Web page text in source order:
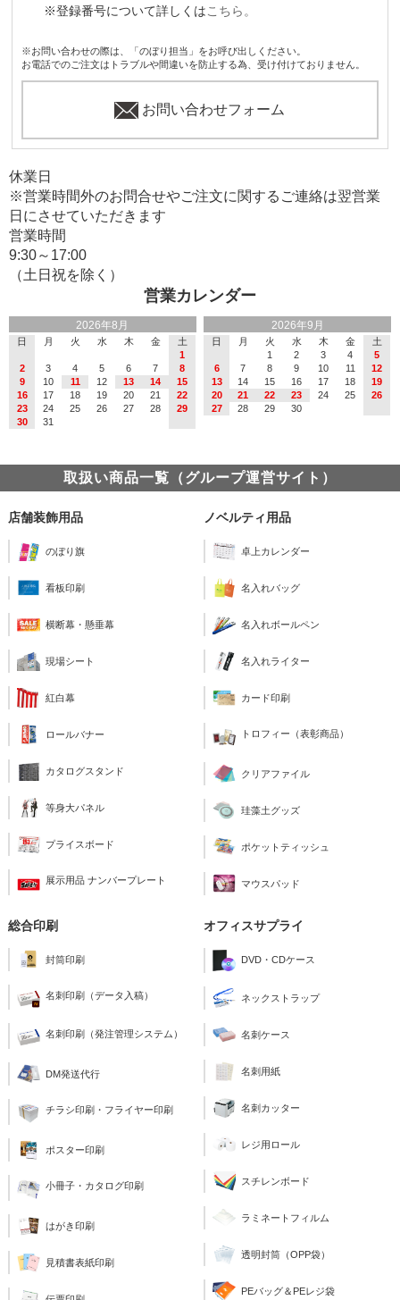
※登録番号について詳しくはこちら。
※お問い合わせの際は、「のぼり担当」をお呼び出しください。
お電話でのご注文はトラブルや間違いを防止する為、受け付けておりません。
お問い合わせフォーム
営業カレンダー
2026年8月
日 月 火 水 木 金
土
1
2
3 4 5 6 7
8
9
10 11 12 13 14
15
16
17 18 19 20 21
22
23
24 25 26 27 28
29
30
31
2026年9月
日 月 火 水 木 金
土
1
2 3 4
5
6
7 8 9 10 11
12
13
14 15 16 17 18
19
20
21 22 23 24 25
26
27
28 29 30
休業日
※営業時間外のお問合せやご注文に関するご連絡は翌営業
日にさせていただきます
営業時間
9:30～17:00
（土日祝を除く）
取扱い商品一覧（グループ運営サイト）
店舗装飾用品
のぼり旗
看板印刷
横断幕・懸垂幕
現場シート
紅白幕
ロールバナー
カタログスタンド
等身大パネル
プライスボード
展示用品 ナンバープレート
ノベルティ用品
卓上カレンダー
名入れバッグ
名入れボールペン
名入れライター
カード印刷
トロフィー（表彰商品）
クリアファイル
珪藻土グッズ
ポケットティッシュ
マウスパッド
総合印刷
封筒印刷
名刺印刷（データ入稿）
名刺印刷（発注管理システム）
DM発送代行
チラシ印刷・フライヤー印刷
ポスター印刷
小冊子・カタログ印刷
はがき印刷
見積書表紙印刷
オフィスサプライ
DVD・CDケース
ネックストラップ
名刺ケース
名刺用紙
名刺カッター
レジ用ロール
スチレンボード
ラミネートフィルム
透明封筒（OPP袋）
PEバッグ＆PEレジ袋